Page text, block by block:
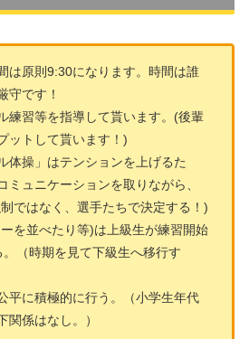
は原則9:30になります。時間は誰
守です！
練習等を指導して貰います。(後輩
ットして貰います！)
体操」はテンションを上げるた
ミュニケーションを取りながら、
ではなく、選手たちで決定する！)
を並べたり等)は上級生が練習開始
（時期を見て下級生へ移行す
平に積極的に行う。（小学生年代
関係はなし。）